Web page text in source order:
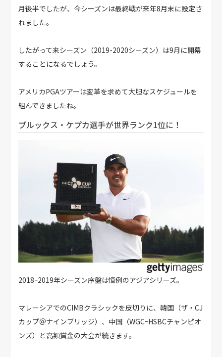
月後半でしたが、今シーズンは最終戦が来年8月末に設定さ
れました。
したがって来シーズン（2019-2020シーズン）は9月に開幕
することになるでしょう。
アメリカPGAツアーは変革を求めて大胆なスケジュールを
組んできましたね。
ブルックス・ケプカ選手が世界ランク1位に！
2018ｰ2019年シーズン序盤は恒例のアジアシリーズ。
マレーシアでのCIMBクラシックを皮切りに、韓国（ザ・CJ
カップ＠ナインブリッジ）、中国（WGCｰHSBCチャンピオ
ンズ）と高額賞金の大会が続きます。